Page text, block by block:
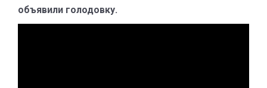
объявили голодовку.